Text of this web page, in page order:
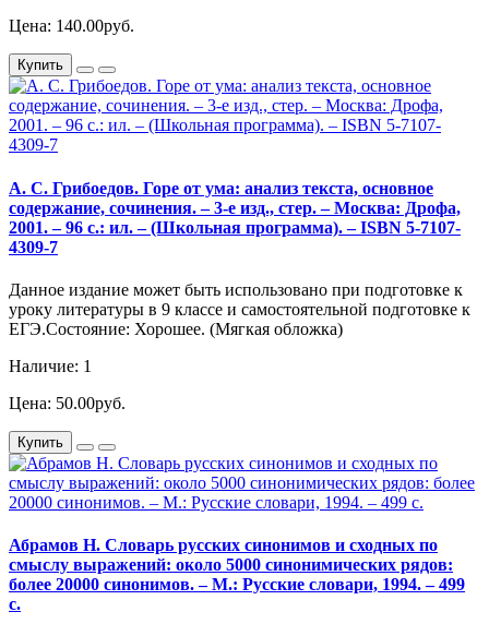
Цена: 140.00руб.
Купить
А. С. Грибоедов. Горе от ума: анализ текста, основное
содержание, сочинения. – 3-е изд., стер. – Москва: Дрофа,
2001. – 96 с.: ил. – (Школьная программа). – ISBN 5-7107-
4309-7
Данное издание может быть использовано при подготовке к
уроку литературы в 9 классе и самостоятельной подготовке к
ЕГЭ.Состояние: Хорошее. (Мягкая обложка)
Наличие: 1
Цена: 50.00руб.
Купить
Абрамов Н. Словарь русских синонимов и сходных по
смыслу выражений: около 5000 синонимических рядов:
более 20000 синонимов. – М.: Русские словари, 1994. – 499
с.